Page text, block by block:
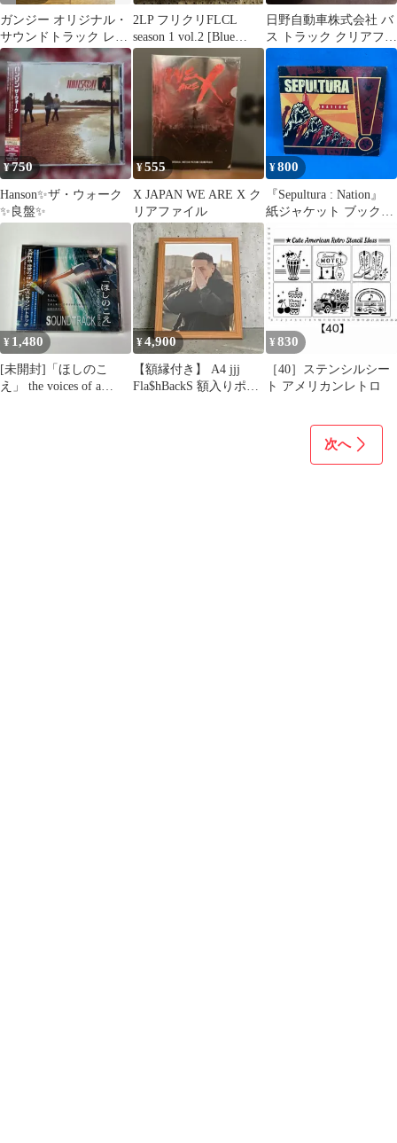
ガンジー オリジナル・
サウンドトラック レコ
ード 帯付 【特価】中古
2LP フリクリFLCL
season 1 vol.2 [Blue
Vinyl]
日野自動車株式会社 バ
ス トラック クリアファ
イル
¥750
Hanson✨ザ・ウォーク
✨良盤✨
¥555
X JAPAN WE ARE X ク
リアファイル
¥800
『Sepultura : Nation』
紙ジャケット ブックレ
ット付き セパルトゥラ
ネイション Roadrunner
Records RR 8560-5 グル
ーヴメタル ボーナスト
ラック ヘヴィメタル
¥ 1,480
[未開封]「ほしのこ
え」 the voices of a
¥4,900
【額縁付き】 A4 jjj
Fla$hBackS 額入りポス
¥ 830
［40］ステンシルシー
ト アメリカンレトロ
次へ